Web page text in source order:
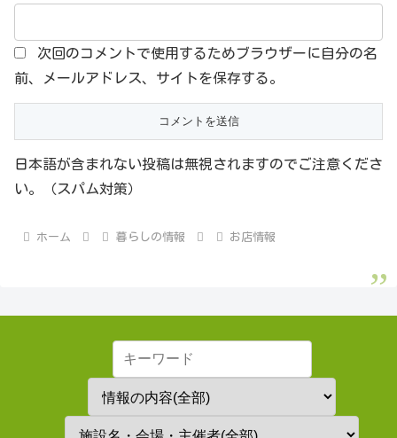
次回のコメントで使用するためブラウザーに自分の名
前、メールアドレス、サイトを保存する。
日本語が含まれない投稿は無視されますのでご注意くださ
い。（スパム対策）
ホーム 暮らしの情報 お店情報